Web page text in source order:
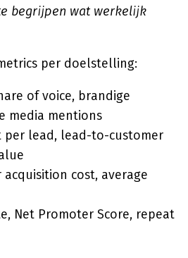
begrijpen wat werkelijk
per doelstelling:
of voice, brandige
media mentions
per lead, lead-to-customer
acquisition cost, average
Net Promoter Score, repeat